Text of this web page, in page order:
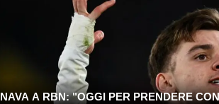
NAVA A RBN: "OGGI PER PRENDERE